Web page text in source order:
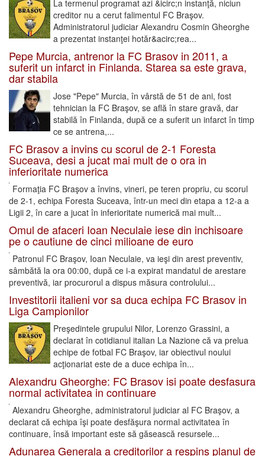
La termenul programat azi &icirc;n instanţă, niciun
creditor nu a cerut falimentul FC Braşov.
Administratorul judiciar Alexandru Cosmin Gheorghe
a prezentat instanţei hotăr&acirc;rea...
Pepe Murcia, antrenor la FC Brasov in 2011, a
suferit un infarct in Finlanda. Starea sa este grava,
dar stabila
Jose "Pepe" Murcia, în vârstă de 51 de ani, fost
tehnician la FC Braşov, se află în stare gravă, dar
stabilă în Finlanda, după ce a suferit un infarct în timp
ce se antrena,...
FC Brasov a invins cu scorul de 2-1 Foresta
Suceava, desi a jucat mai mult de o ora in
inferioritate numerica
Formaţia FC Braşov a învins, vineri, pe teren propriu, cu scorul
de 2-1, echipa Foresta Suceava, într-un meci din etapa a 12-a a
Ligii 2, în care a jucat în inferioritate numerică mai mult...
Omul de afaceri Ioan Neculaie iese din inchisoare
pe o cautiune de cinci milioane de euro
Patronul FC Braşov, Ioan Neculaie, va ieşi din arest preventiv,
sâmbătă la ora 00:00, după ce i-a expirat mandatul de arestare
preventivă, iar procurorul a dispus măsura controlului...
Investitorii italieni vor sa duca echipa FC Brasov in
Liga Campionilor
Preşedintele grupului Nilor, Lorenzo Grassini, a
declarat în cotidianul italian La Nazione că va prelua
echipe de fotbal FC Braşov, iar obiectivul noului
acţionariat este de a duce echipa în...
Alexandru Gheorghe: FC Brasov isi poate desfasura
normal activitatea in continuare
Alexandru Gheorghe, administratorul judiciar al FC Braşov, a
declarat că echipa îşi poate desfăşura normal activitatea în
continuare, însă important este să găsească resursele...
Adunarea Generala a creditorilor a respins planul de